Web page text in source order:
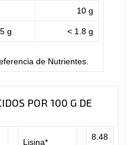
10 g
g < 1.8 g
de Nutrientes.
POR 100 G DE
Lisina*
8.48